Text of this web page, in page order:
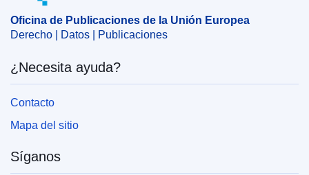
IMMC : 9999
Oficina de Publicaciones de la Unión Europea
Derecho | Datos | Publicaciones
¿Necesita ayuda?
Contacto
Mapa del sitio
Síganos